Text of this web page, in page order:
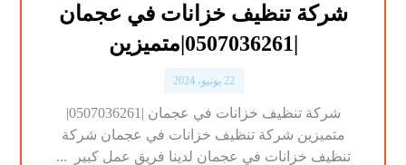
شركة تنظيف خزانات في عجمان
|0507036261|متميزين
22 يونيو، 2024
شركة تنظيف خزانات في عجمان |0507036261|
متميزين شركة تنظيف خزانات في عجمان شركة
تنظيف خزانات في عجمان لدينا فريق عمل كبير ...